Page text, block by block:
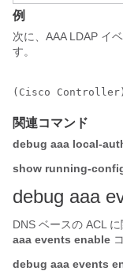
例
次に、AAA LDAP イ
す。
(Cisco
関連コマンド
debug aaa local-
show running-
debug aaa
DNS ベースの ACL
aaa events enable
debug aaa events